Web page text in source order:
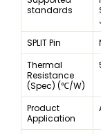
standards
SPLIT Pin
Thermal
Resistance
(Spec) (℃/W)
Product
Application